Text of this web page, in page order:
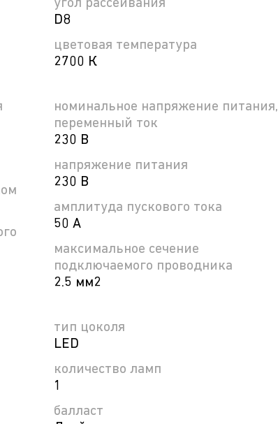
угол рассеивания
D8
цветовая температура
2700 К
номинальное напряжение питания,
переменный ток
230 В
напряжение питания
230 В
амплитуда пускового тока
50 А
максимальное сечение
подключаемого проводника
2.5 мм2
тип цоколя
LED
количество ламп
1
балласт